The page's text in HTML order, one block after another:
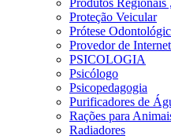
Produtos
Proteção Veicular
Prótese
Provedor de Internet
PSICOLOGIA
Psicólogo
Psicopedagogia
Purificadores de
Rações para
Radiadores